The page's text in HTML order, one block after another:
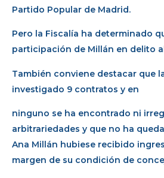
Partido Popular de Madrid.
Pero la Fiscalía ha determinado
participación de Millán en delito
También conviene destacar que
investigado 9 contratos y en
ninguno se ha encontrado ni
arbitrariedades y que no ha
Ana Millán hubiese recibido
margen de su condición de